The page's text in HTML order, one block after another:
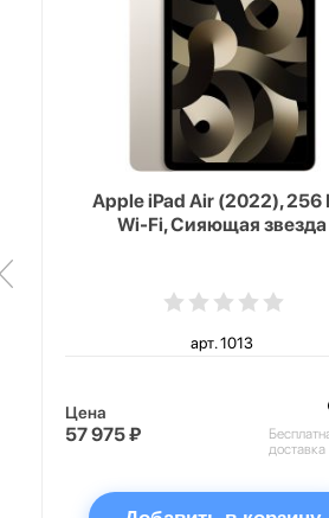
Apple iPad Air (2022), 256
Wi-Fi, Сияющая звезда
арт. 1013
Цена
57 975 ₽
доставка